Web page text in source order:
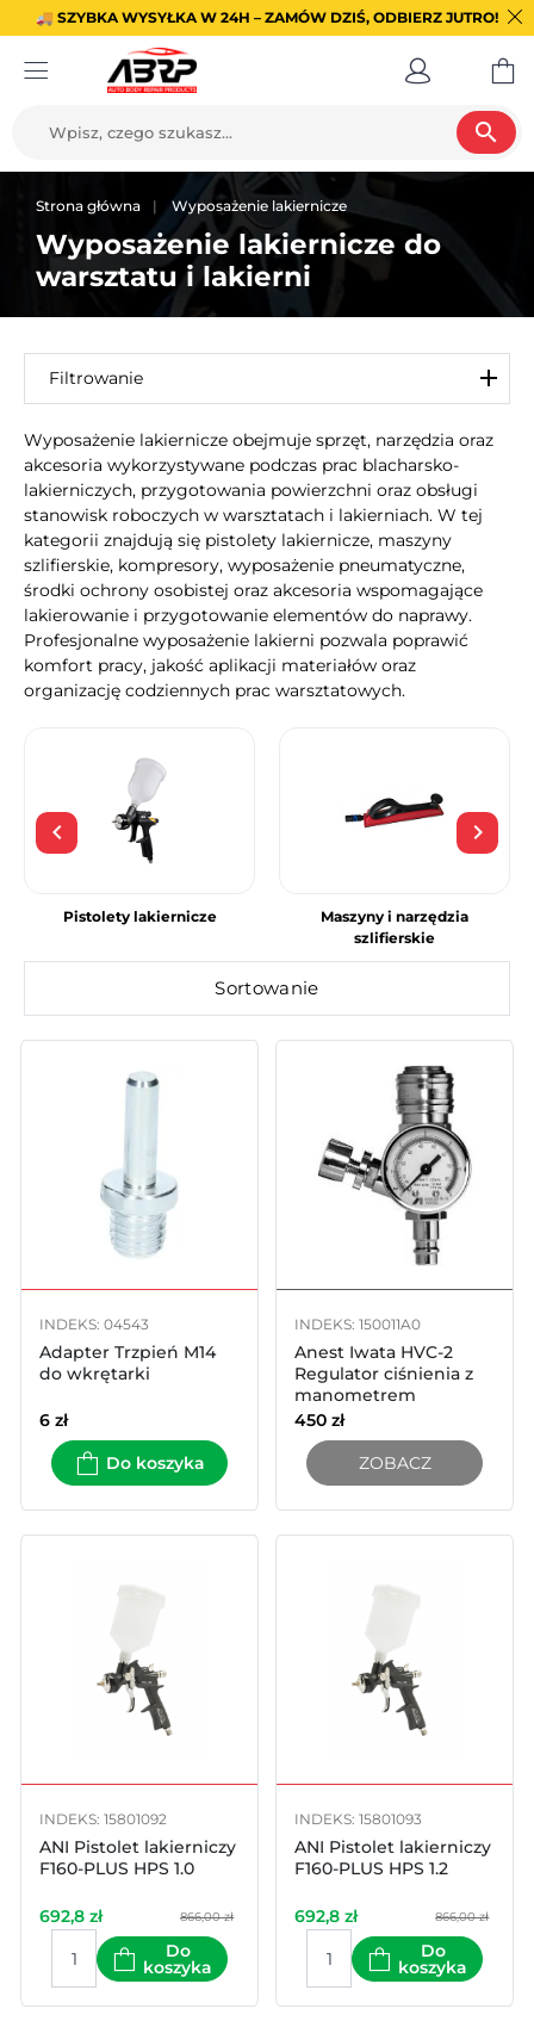
🚚 SZYBKA WYSYŁKA W 24H – ZAMÓW DZIŚ, ODBIERZ JUTRO!
search
Strona główna Wyposażenie lakiernicze
Wyposażenie lakiernicze do
warsztatu i lakierni
Filtrowanie
Wyposażenie lakiernicze obejmuje sprzęt, narzędzia oraz
akcesoria wykorzystywane podczas prac blacharsko-
lakierniczych, przygotowania powierzchni oraz obsługi
stanowisk roboczych w warsztatach i lakierniach. W tej
kategorii znajdują się pistolety lakiernicze, maszyny
szlifierskie, kompresory, wyposażenie pneumatyczne,
środki ochrony osobistej oraz akcesoria wspomagające
lakierowanie i przygotowanie elementów do naprawy.
Profesjonalne wyposażenie lakierni pozwala poprawić
komfort pracy, jakość aplikacji materiałów oraz
organizację codziennych prac warsztatowych.
Pistolety lakiernicze
Maszyny i narzędzia
szlifierskie
Poprzedni
keyboard_arrow_left keyboard_arrow_right
Sortowanie
INDEKS: 04543
Adapter Trzpień M14
do wkrętarki
6 zł
Do koszyka
INDEKS: 150011A0
Anest Iwata HVC-2
Regulator ciśnienia z
manometrem
450 zł
ZOBACZ
INDEKS: 15801092
ANI Pistolet lakierniczy
F160-PLUS HPS 1.0
692,8 zł 866,00 zł
Do
koszyka
INDEKS: 15801093
ANI Pistolet lakierniczy
F160-PLUS HPS 1.2
692,8 zł 866,00 zł
Do
koszyka